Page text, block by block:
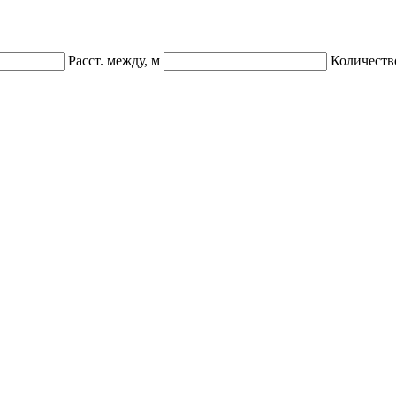
Расст. между, м